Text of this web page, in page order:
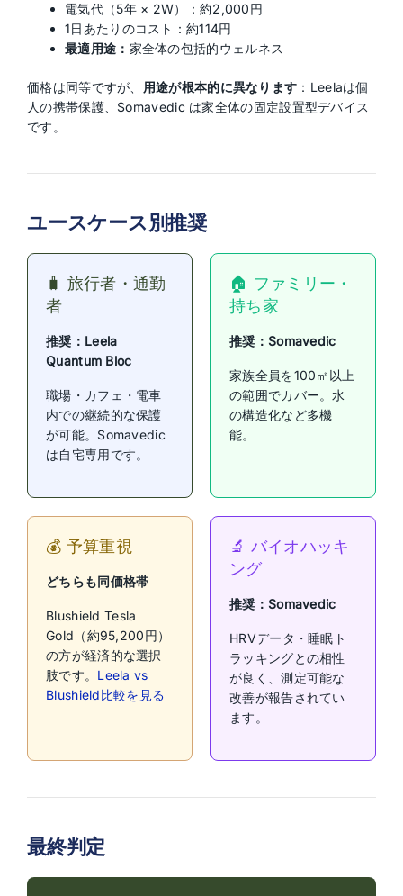
電気代（5年 × 2W）：約2,000円
1日あたりのコスト：約114円
最適用途： 家全体の包括的ウェルネス
価格は同等ですが、 用途が根本的に異なります ：Leelaは個
人の携帯保護、Somavedic は家全体の固定設置型デバイス
です。
ユースケース別推奨
🧳 旅行者・通勤
者
推奨：Leela
Quantum Bloc
職場・カフェ・電車
内での継続的な保護
が可能。Somavedic
は自宅専用です。
🏠 ファミリー・
持ち家
推奨：Somavedic
家族全員を100㎡以上
の範囲でカバー。水
の構造化など多機
能。
💰 予算重視
どちらも同価格帯
Blushield Tesla
Gold（約95,200円）
の方が経済的な選択
肢です。 Leela vs
Blushield比較を見る
🔬 バイオハッキ
ング
推奨：Somavedic
HRVデータ・睡眠ト
ラッキングとの相性
が良く、測定可能な
改善が報告されてい
ます。
最終判定